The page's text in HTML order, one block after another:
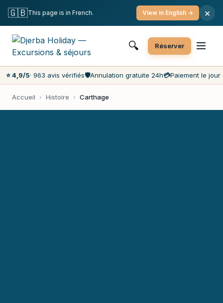
Annulation gratuite
Prix les moins chers du marché
Service client 7j/7
🔍 Réserver
⭐ 4,9/5· 963 avis vérifiés🛡️Annulation gratuite 24h💳Paiement le jour
Accueil › Histoire › Carthage
🇬🇧This page is in French. View in English → ×